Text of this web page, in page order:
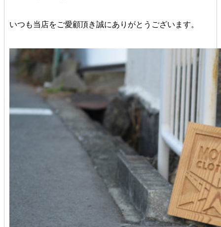
いつも当店をご愛顧頂き誠にありがとうございます。